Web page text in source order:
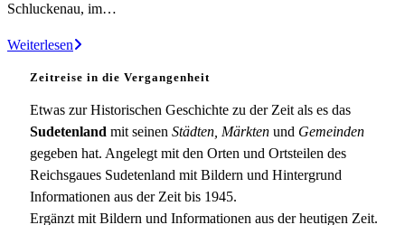
Schluckenau, im…
WeiterlesenKunnersdorf
Zeitreise in die Vergangenheit
Etwas zur Historischen Geschichte zu der Zeit als es das
Sudetenland mit seinen Städten, Märkten und Gemeinden
gegeben hat. Angelegt mit den Orten und Ortsteilen des
Reichsgaues Sudetenland mit Bildern und Hintergrund
Informationen aus der Zeit bis 1945.
Ergänzt mit Bildern und Informationen aus der heutigen Zeit.